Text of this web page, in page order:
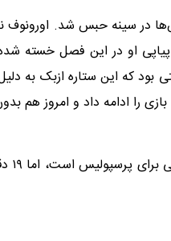
در سینه حبس شد. اورونوف
او در این فصل خسته
بود که این ستاره ازبک به
را ادامه داد و امروز هم